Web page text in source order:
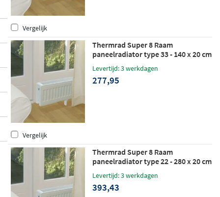
Vergelijk
Thermrad Super 8 Raam
paneelradiator type 33 - 140 x 20 cm
(L x H)
Levertijd: 3 werkdagen
277,95
Vergelijk
Thermrad Super 8 Raam
paneelradiator type 22 - 280 x 20 cm
(L x H)
Levertijd: 3 werkdagen
393,43